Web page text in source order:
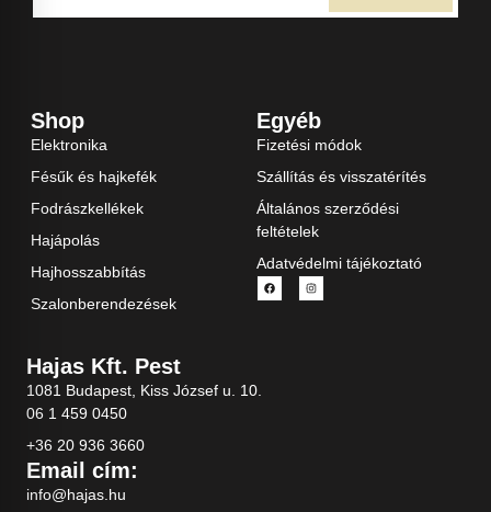
Shop
Elektronika
Fésűk és hajkefék
Fodrászkellékek
Hajápolás
Hajhosszabbítás
Szalonberendezések
Egyéb
Fizetési módok
Szállítás és visszatérítés
Általános szerződési
feltételek
Adatvédelmi tájékoztató
Hajas Kft. Pest
1081 Budapest, Kiss József u. 10.
06 1 459 0450
+36 20 936 3660
Email cím:
info@hajas.hu